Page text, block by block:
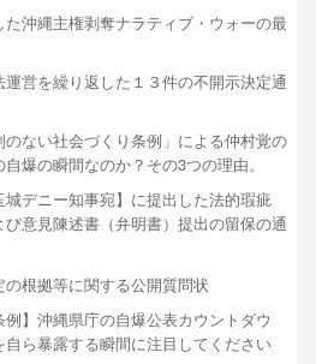
沖縄主権剥奪ナラティブ・ウォーの最
営を繰り返した１３件の不開示決定通
ない社会づくり条例」による仲村覚の
爆の瞬間なのか？その3つの理由。
デニー知事宛】に提出した法的瑕疵
び意見陳述書（弁明書）提出の留保の通
根拠等に関する公開質問状
例】沖縄県庁の自爆公表カウントダウ
自ら暴露する瞬間に注目してください